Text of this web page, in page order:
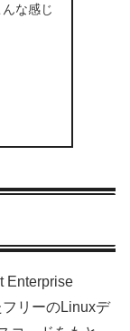
な感じ
Enterprise
リーのLinuxデ